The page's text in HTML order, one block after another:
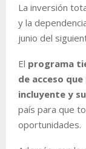
La inversión
y la
junio del
El programa
de acceso
incluyente y
país para que
oportunidades.